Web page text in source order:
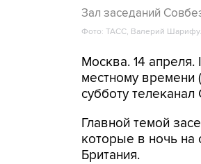
Зал заседаний
Фото: ТАСС, Валерий
Москва. 14 апреля.
местному времени (
субботу телеканал
Главной темой
которые в ночь
Британия.